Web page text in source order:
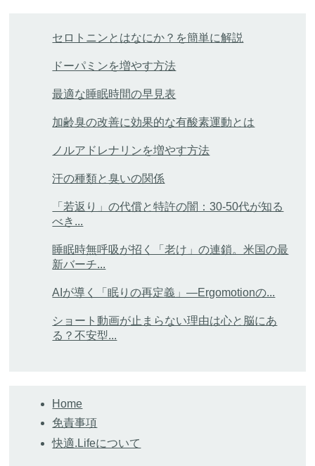
セロトニンとはなにか？を簡単に解説
ドーパミンを増やす方法
最適な睡眠時間の早見表
加齢臭の改善に効果的な有酸素運動とは
ノルアドレナリンを増やす方法
汗の種類と臭いの関係
「若返り」の代償と特許の闇：30-50代が知る
べき...
睡眠時無呼吸が招く「老け」の連鎖。米国の最
新バーチ...
AIが導く「眠りの再定義」―Ergomotionの...
ショート動画が止まらない理由は心と脳にあ
る？不安型...
Home
免責事項
快適.Lifeについて